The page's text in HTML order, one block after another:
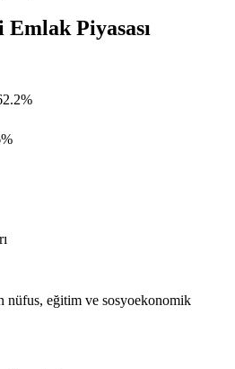
Piyasası
%
%
nüfus, eğitim ve sosyoekonomik